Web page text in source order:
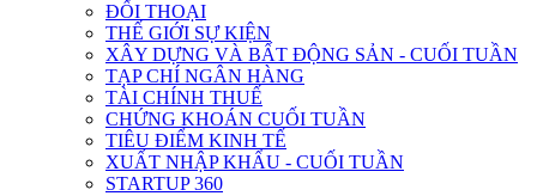
ĐỐI THOẠI
THẾ GIỚI SỰ KIỆN
XÂY DỰNG VÀ BẤT ĐỘNG SẢN - CUỐI TUẦN
TẠP CHÍ NGÂN HÀNG
TÀI CHÍNH THUẾ
CHỨNG KHOÁN CUỐI TUẦN
TIÊU ĐIỂM KINH TẾ
XUẤT NHẬP KHẨU - CUỐI TUẦN
STARTUP 360